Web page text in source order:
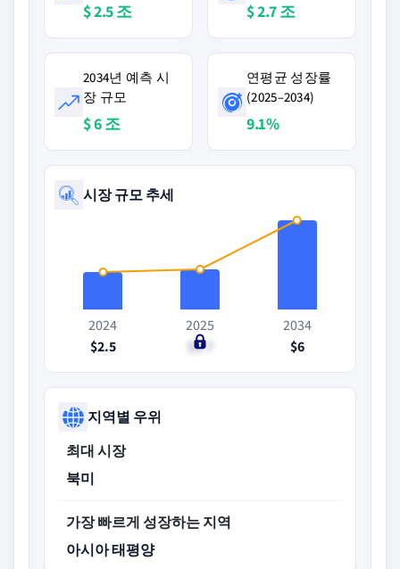
$ 2.5 조 $ 2.7 조
2034년 예측 시
장 규모
$ 6 조
연평균 성장률
(2025–2034)
9.1%
시장 규모 추세
2024
$2.5
2025
$2.7
2034
$6
지역별 우위
최대 시장
북미
가장 빠르게 성장하는 지역
아시아 태평양